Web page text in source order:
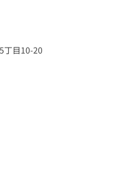
丁目10-20